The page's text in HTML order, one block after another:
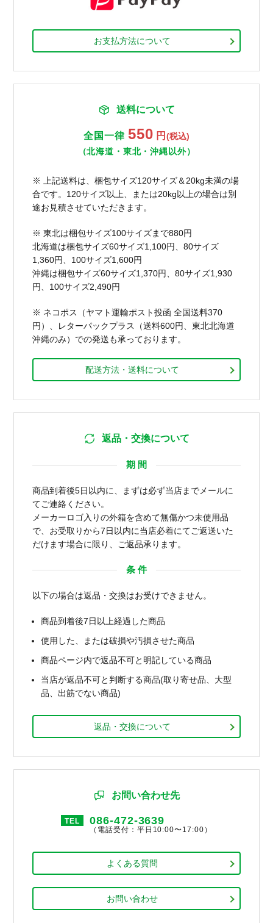
お支払方法について
送料について
全国一律 550 円 (税込)
（北海道・東北・沖縄以外）
※ 上記送料は、梱包サイズ120サイズ＆20kg未満の場
合です。120サイズ以上、または20kg以上の場合は別
途お見積させていただきます。
※ 東北は梱包サイズ100サイズまで880円
北海道は梱包サイズ60サイズ1,100円、80サイズ
1,360円、100サイズ1,600円
沖縄は梱包サイズ60サイズ1,370円、80サイズ1,930
円、100サイズ2,490円
※ ネコポス（ヤマト運輸ポスト投函 全国送料370
円）、レターパックプラス（送料600円、東北北海道
沖縄のみ）での発送も承っております。
配送方法・送料について
返品・交換について
期 間
商品到着後5日以内に、まずは必ず当店までメールに
てご連絡ください。
メーカーロゴ入りの外箱を含めて無傷かつ未使用品
で、お受取りから7日以内に当店必着にてご返送いた
だけます場合に限り、ご返品承ります。
条 件
以下の場合は返品・交換はお受けできません。
商品到着後7日以上経過した商品
使用した、または破損や汚損させた商品
商品ページ内で返品不可と明記している商品
当店が返品不可と判断する商品(取り寄せ品、大型
品、出筋でない商品)
返品・交換について
お問い合わせ先
TEL 086-472-3639
（電話受付：平日10:00〜17:00）
よくある質問
お問い合わせ